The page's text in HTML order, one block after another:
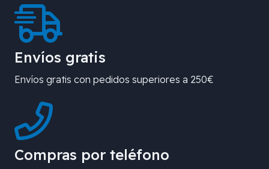
Envíos gratis
Envíos gratis con pedidos superiores a 250€
Compras por teléfono